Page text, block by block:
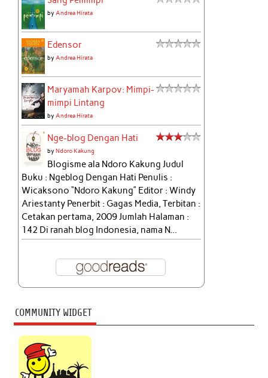
byAndrea Hirata
Edensor
byAndrea Hirata
Maryamah Karpov: Mimpi-
mimpi Lintang
byAndrea Hirata
Nge-blog Dengan Hati
byNdoro Kakung
Blogisme ala Ndoro Kakung Judul
Buku : Ngeblog Dengan Hati Penulis :
Wicaksono “Ndoro Kakung” Editor : Windy
Ariestanty Penerbit : Gagas Media, Terbitan :
Cetakan pertama, 2009 Jumlah Halaman :
142 Di ranah blog Indonesia, nama N...
COMMUNITY WIDGET